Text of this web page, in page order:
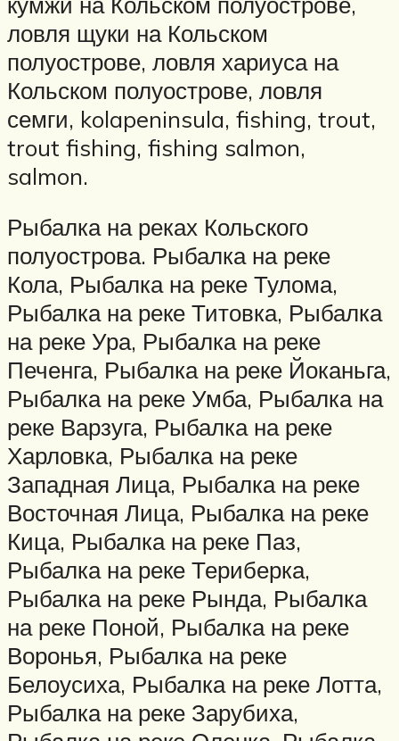
ловля щуки на Кольском
полуострове, ловля хариуса на
Кольском полуострове, ловля
семги, kolapeninsula, fishing, trout,
trout fishing, fishing salmon,
salmon.
Рыбалка на реках Кольского
полуострова. Рыбалка на реке
Кола, Рыбалка на реке Тулома,
Рыбалка на реке Титовка, Рыбалка
на реке Ура, Рыбалка на реке
Печенга, Рыбалка на реке Йоканьга,
Рыбалка на реке Умба, Рыбалка на
реке Варзуга, Рыбалка на реке
Харловка, Рыбалка на реке
Западная Лица, Рыбалка на реке
Восточная Лица, Рыбалка на реке
Кица, Рыбалка на реке Паз,
Рыбалка на реке Териберка,
Рыбалка на реке Рында, Рыбалка
на реке Поной, Рыбалка на реке
Воронья, Рыбалка на реке
Белоусиха, Рыбалка на реке Лотта,
Рыбалка на реке Зарубиха,